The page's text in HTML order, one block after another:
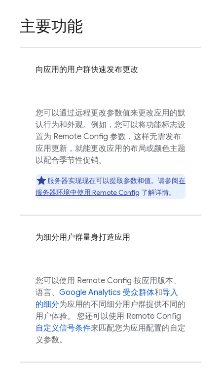
主要功能
向应用的用户群快速发布更改
您可以通过远程更改参数值来更改应用的默
认行为和外观。例如，您可以将功能标志设
置为 Remote Config 参数，这样无需发布
应用更新，就能更改应用的布局或颜色主题
以配合季节性促销。
服务器实现现在可以提取参数和值。请参阅在
服务器环境中使用 Remote Config 了解详情。
为细分用户群量身打造应用
您可以使用 Remote Config 按应用版本、
语言、 Google Analytics 受众群体和导入
的细分为应用的不同细分用户群提供不同的
用户体验。 您还可以使用 Remote Config
自定义信号条件来匹配您为应用配置的自定
义参数。